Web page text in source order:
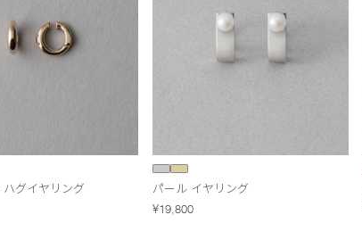
ハグイヤリング
パール イヤリング
¥19,800